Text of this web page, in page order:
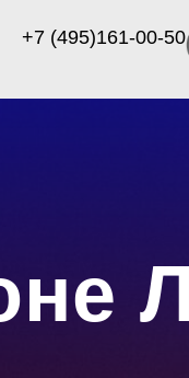
+7 (495)161-00-50